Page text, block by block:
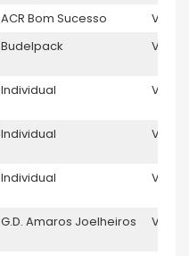
ACR Bom Sucesso V5
Budelpack V5
Individual V5
Individual V5
Individual V5
G.D. Amaros Joelheiros V5